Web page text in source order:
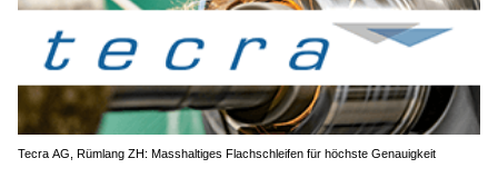
Tecra AG, Rümlang ZH: Masshaltiges Flachschleifen für höchste Genauigkeit